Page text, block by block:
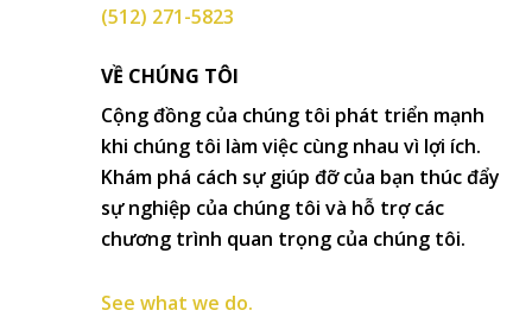
(512) 271-5823
VỀ CHÚNG TÔI
Cộng đồng của chúng tôi phát triển mạnh
khi chúng tôi làm việc cùng nhau vì lợi ích.
Khám phá cách sự giúp đỡ của bạn thúc đẩy
sự nghiệp của chúng tôi và hỗ trợ các
chương trình quan trọng của chúng tôi.
See what we do.